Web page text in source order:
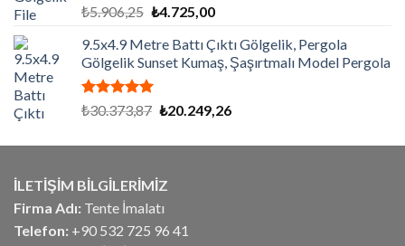
5 üzerinden
oy
aldı
₺5.906,25 Orijinal
₺5.906,25.
₺4.725,00Şu
fiyat:
₺4.725,00.
9.5x4.9 Metre Battı Çıktı Gölgelik, Pergola
Gölgelik Sunset Kumaş, Şaşırtmalı Model Pergola
5 üzerinden
₺30.373,87 Orijinal
₺30.373,87.
₺20.249,26Şu
fiyat:
İLETİŞİM BİLGİLERİMİZ
Firma Adı: Tente İmalatı
Telefon: +90 532 725 96 41